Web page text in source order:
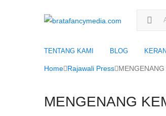
Search
TENTANG KAMI BLOG
Home Rajawali Press
MENGENANG